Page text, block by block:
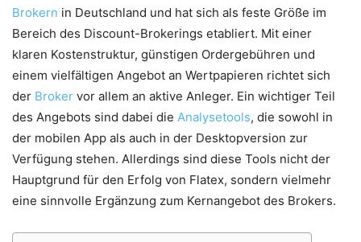
Brokern in Deutschland und hat sich als feste Größe im
Bereich des Discount-Brokerings etabliert. Mit einer
klaren Kostenstruktur, günstigen Ordergebühren und
einem vielfältigen Angebot an Wertpapieren richtet sich
der Broker vor allem an aktive Anleger. Ein wichtiger Teil
des Angebots sind dabei die Analysetools, die sowohl in
der mobilen App als auch in der Desktopversion zur
Verfügung stehen. Allerdings sind diese Tools nicht der
Hauptgrund für den Erfolg von Flatex, sondern vielmehr
eine sinnvolle Ergänzung zum Kernangebot des Brokers.